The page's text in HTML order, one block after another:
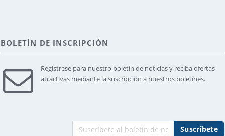
BOLETÍN DE INSCRIPCIÓN
Regístrese para nuestro boletín de noticias y reciba ofertas
atractivas mediante la suscripción a nuestros boletines.
Suscríbete